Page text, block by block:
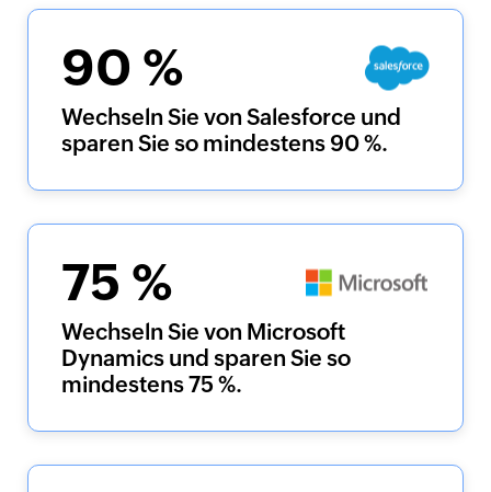
90 %
Wechseln Sie von Salesforce und
sparen Sie so mindestens 90 %.
75 %
Wechseln Sie von Microsoft
Dynamics und sparen Sie so
mindestens 75 %.